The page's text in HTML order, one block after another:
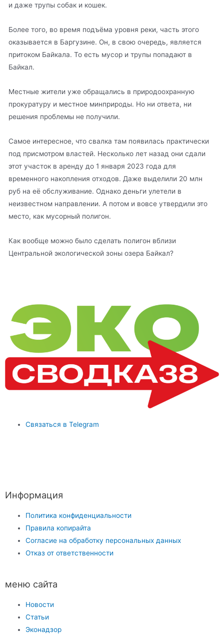
и даже трупы собак и кошек.
Более того, во время подъёма уровня реки, часть этого
оказывается в Баргузине. Он, в свою очередь, является
притоком Байкала. То есть мусор и трупы попадают в
Байкал.
Местные жители уже обращались в природоохранную
прокуратуру и местное минприроды. Но ни ответа, ни
решения проблемы не получили.
Самое интересное, что свалка там появилась практически
под присмотром властей. Несколько лет назад они сдали
этот участок в аренду до 1 января 2023 года для
временного накопления отходов. Даже выделили 20 млн
руб на её обслуживание. Однако деньги улетели в
неизвестном направлении. А потом и вовсе утвердили это
место, как мусорный полигон.
Как вообще можно было сделать полигон вблизи
Центральной экологической зоны озера Байкал?
Связаться в Telegram
Информация
Политика конфиденциальности
Правила копирайта
Согласие на обработку персональных данных
Отказ от ответственности
меню сайта
Новости
Статьи
Эконадзор